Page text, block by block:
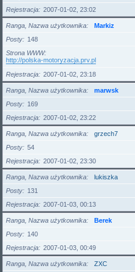
Rejestracja
2007-01-02, 23:02
Ranga, Nazwa użytkownika
Markiz
Posty
148
Strona WWW
http://polska-motoryzacja.prv.pl
Rejestracja
2007-01-02, 23:18
Ranga, Nazwa użytkownika
marwsk
Posty
169
Rejestracja
2007-01-02, 23:22
Ranga, Nazwa użytkownika
grzech7
Posty
54
Rejestracja
2007-01-02, 23:30
Ranga, Nazwa użytkownika
lukiszka
Posty
131
Rejestracja
2007-01-03, 00:13
Ranga, Nazwa użytkownika
Berek
Posty
140
Rejestracja
2007-01-03, 00:49
Ranga, Nazwa użytkownika
ZXC